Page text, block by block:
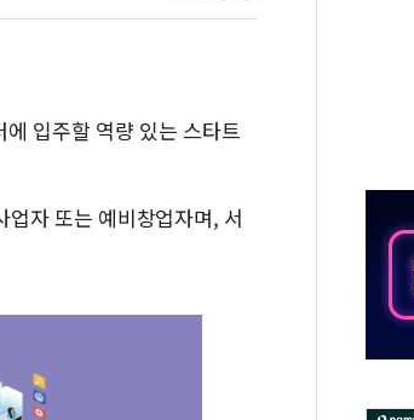
李대통령, 오늘 오후 2시 부동산정책 2차 점검회
이란, 美·이스라엘 선박 호르무즈 통항 제한 추진
리투아니아 국방 "러, 우크라 드론으로 나토 회원
구광모, 내주 실리콘밸리서 젠슨 황 재회…로봇
입주할 역량 있는 스타트
자 또는 예비창업자며, 서